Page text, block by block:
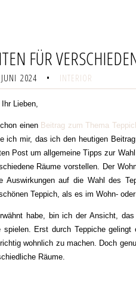
FÜR
2024 • INTERIOR
Ihr Lieben,
einen Beitrag zum Thema
ich mir, das ich den heutigen
Post um allgemeine Tipps zur
Räume vorstellen. Der
auf die Wahl des
Teppich, als es im Wohn-
habe, bin ich der Ansicht, das
spielen. Erst durch Teppiche
wohnlich zu machen. Doch
Räume.